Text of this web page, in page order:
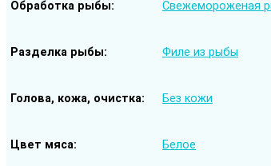
—
кожи
Обработка рыбы Свежемороженая
Разделка рыбы Филе из рыбы
Голова, кожа, очистка Без кожи
Цвет мяса Белое